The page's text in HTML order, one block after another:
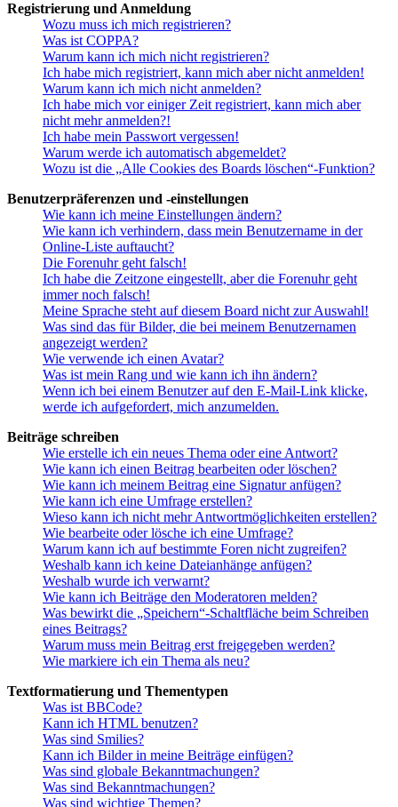
Registrierung und Anmeldung
Wozu muss ich mich registrieren?
Was ist COPPA?
Warum kann ich mich nicht registrieren?
Ich habe mich registriert, kann mich aber nicht anmelden!
Warum kann ich mich nicht anmelden?
Ich habe mich vor einiger Zeit registriert, kann mich aber
nicht mehr anmelden?!
Ich habe mein Passwort vergessen!
Warum werde ich automatisch abgemeldet?
Wozu ist die „Alle Cookies des Boards löschen“-Funktion?
Benutzerpräferenzen und -einstellungen
Wie kann ich meine Einstellungen ändern?
Wie kann ich verhindern, dass mein Benutzername in der
Online-Liste auftaucht?
Die Forenuhr geht falsch!
Ich habe die Zeitzone eingestellt, aber die Forenuhr geht
immer noch falsch!
Meine Sprache steht auf diesem Board nicht zur Auswahl!
Was sind das für Bilder, die bei meinem Benutzernamen
angezeigt werden?
Wie verwende ich einen Avatar?
Was ist mein Rang und wie kann ich ihn ändern?
Wenn ich bei einem Benutzer auf den E-Mail-Link klicke,
werde ich aufgefordert, mich anzumelden.
Beiträge schreiben
Wie erstelle ich ein neues Thema oder eine Antwort?
Wie kann ich einen Beitrag bearbeiten oder löschen?
Wie kann ich meinem Beitrag eine Signatur anfügen?
Wie kann ich eine Umfrage erstellen?
Wieso kann ich nicht mehr Antwortmöglichkeiten erstellen?
Wie bearbeite oder lösche ich eine Umfrage?
Warum kann ich auf bestimmte Foren nicht zugreifen?
Weshalb kann ich keine Dateianhänge anfügen?
Weshalb wurde ich verwarnt?
Wie kann ich Beiträge den Moderatoren melden?
Was bewirkt die „Speichern“-Schaltfläche beim Schreiben
eines Beitrags?
Warum muss mein Beitrag erst freigegeben werden?
Wie markiere ich ein Thema als neu?
Textformatierung und Thementypen
Was ist BBCode?
Kann ich HTML benutzen?
Was sind Smilies?
Kann ich Bilder in meine Beiträge einfügen?
Was sind globale Bekanntmachungen?
Was sind Bekanntmachungen?
Was sind wichtige Themen?